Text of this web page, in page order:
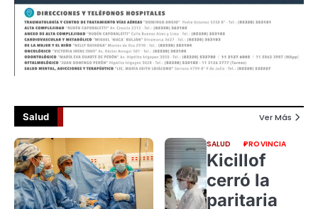
Salud Ver Más
SALUD PROVINCIA
Kicillof
cerró la
paritaria